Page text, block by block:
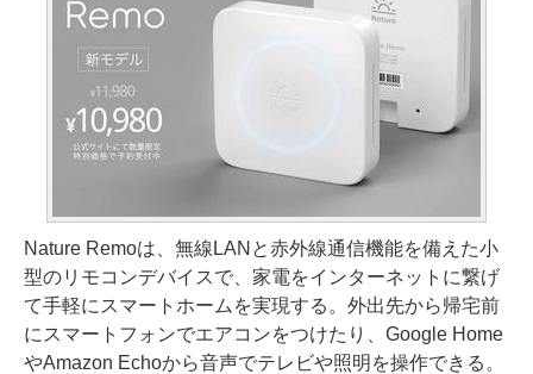
Nature Remoは、無線LANと赤外線通信機能を備えた小
型のリモコンデバイスで、家電をインターネットに繋げ
て手軽にスマートホームを実現する。外出先から帰宅前
にスマートフォンでエアコンをつけたり、Google Home
やAmazon Echoから音声でテレビや照明を操作できる。